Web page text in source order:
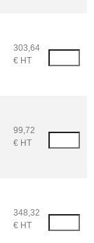
303,64
€ HT
99,72
€ HT
348,32
€ HT